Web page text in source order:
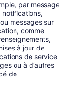
par message
notifications,
messages sur
comme
à jour de
de service
ou à d’autres
de